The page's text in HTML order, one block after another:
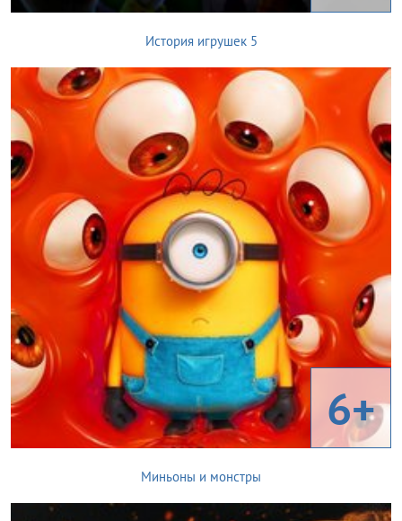
История игрушек 5
6+
Миньоны и монстры